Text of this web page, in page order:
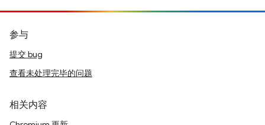
参与
提交 bug
查看未处理完毕的问题
相关内容